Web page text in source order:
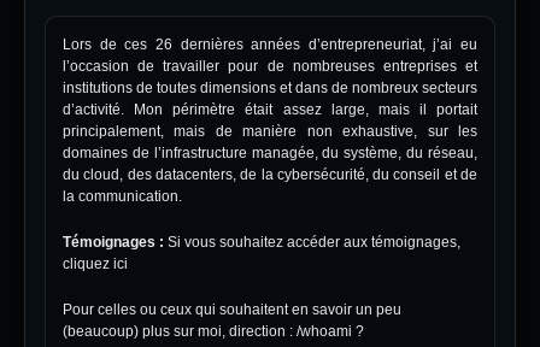
Lors de ces 26 dernières années d’entrepreneuriat, j’ai eu
l’occasion de travailler pour de nombreuses entreprises et
institutions de toutes dimensions et dans de nombreux secteurs
d’activité. Mon périmètre était assez large, mais il portait
principalement, mais de manière non exhaustive, sur les
domaines de l’infrastructure managée, du système, du réseau,
du cloud, des datacenters, de la cybersécurité, du conseil et de
la communication.
Témoignages : Si vous souhaitez accéder aux témoignages,
cliquez ici
Pour celles ou ceux qui souhaitent en savoir un peu
(beaucoup) plus sur moi, direction : /whoami ?